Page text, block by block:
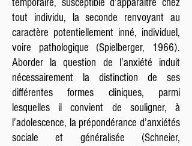
temporaire, susceptible d’apparaître chez
tout individu, la seconde renvoyant au
caractère potentiellement inné, individuel,
voire pathologique (Spielberger, 1966).
Aborder la question de l’anxiété induit
nécessairement la distinction de ses
différentes formes cliniques, parmi
lesquelles il convient de souligner, à
l’adolescence, la prépondérance d’anxiétés
sociale et généralisée (Schneier,